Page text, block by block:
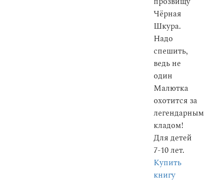
Чёрная
Шкура.
Надо
спешить,
ведь не
один
Малютка
охотится за
легендарным
кладом!
Для детей
7-10 лет.
Купить
книгу